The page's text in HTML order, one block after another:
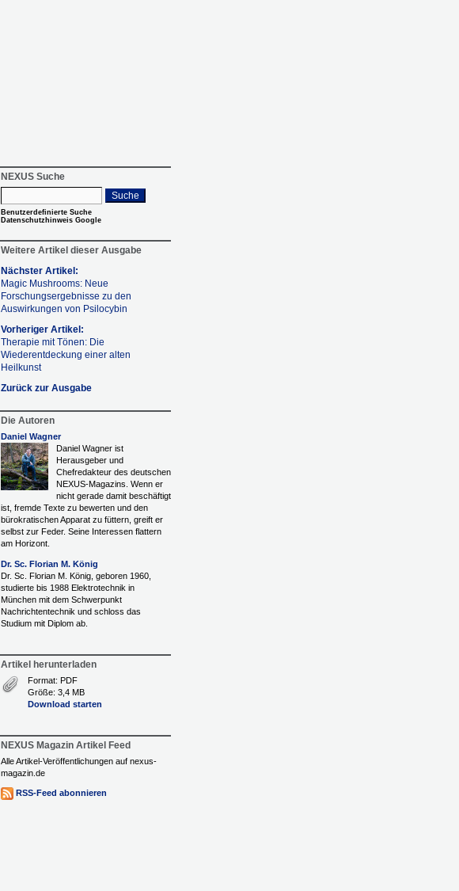
NEXUS Suche
Suche
Benutzerdefinierte Suche
Datenschutzhinweis Google
Weitere Artikel dieser Ausgabe
Nächster Artikel:
Magic Mushrooms: Neue
Forschungsergebnisse zu den
Auswirkungen von Psilocybin
Vorheriger Artikel:
Therapie mit Tönen: Die
Wiederentdeckung einer alten
Heilkunst
Zurück zur Ausgabe
Die Autoren
Daniel Wagner
Daniel Wagner ist
Herausgeber und
Chefredakteur des deutschen
NEXUS-Magazins. Wenn er
nicht gerade damit beschäftigt
ist, fremde Texte zu bewerten und den
bürokratischen Apparat zu füttern, greift er
selbst zur Feder. Seine Interessen flattern
am Horizont.
Dr. Sc. Florian M. König
Dr. Sc. Florian M. König, geboren 1960,
studierte bis 1988 Elektrotechnik in
München mit dem Schwerpunkt
Nachrichtentechnik und schloss das
Studium mit Diplom ab.
Artikel herunterladen
Format: PDF
Größe: 3,4 MB
Download starten
NEXUS Magazin Artikel Feed
Alle Artikel-Veröffentlichungen auf nexus-
magazin.de
RSS-Feed abonnieren